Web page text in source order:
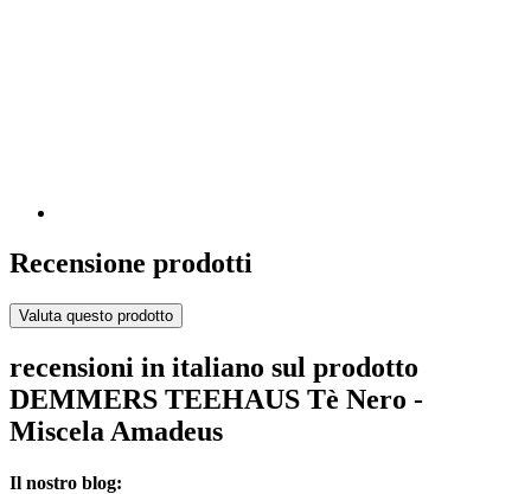
Recensione prodotti
Valuta questo prodotto
recensioni in italiano sul prodotto
DEMMERS TEEHAUS Tè Nero -
Miscela Amadeus
Il nostro blog: